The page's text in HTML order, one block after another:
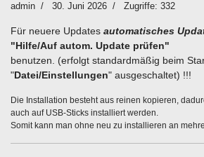
admin 30. Juni 2026 Zugriffe: 332
Für neuere Updates automatisches
"Hilfe/Auf autom. Update prüfen"
benutzen. (erfolgt standardmäßig beim
"Datei/Einstellungen" ausgeschaltet) !!!
Die Installation besteht aus reinen kopieren,
auch auf USB-Sticks installiert werden.
Somit kann man ohne neu zu installieren an